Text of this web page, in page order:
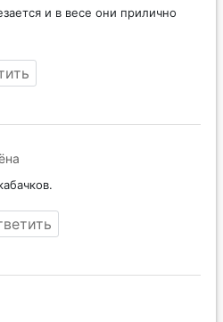
и в весе они прилично